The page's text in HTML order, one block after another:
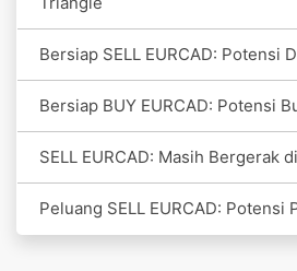
Bersiap SELL EURCAD: Potensi
Bersiap BUY EURCAD: Potensi
SELL EURCAD: Masih Bergerak
Peluang SELL EURCAD: Potensi